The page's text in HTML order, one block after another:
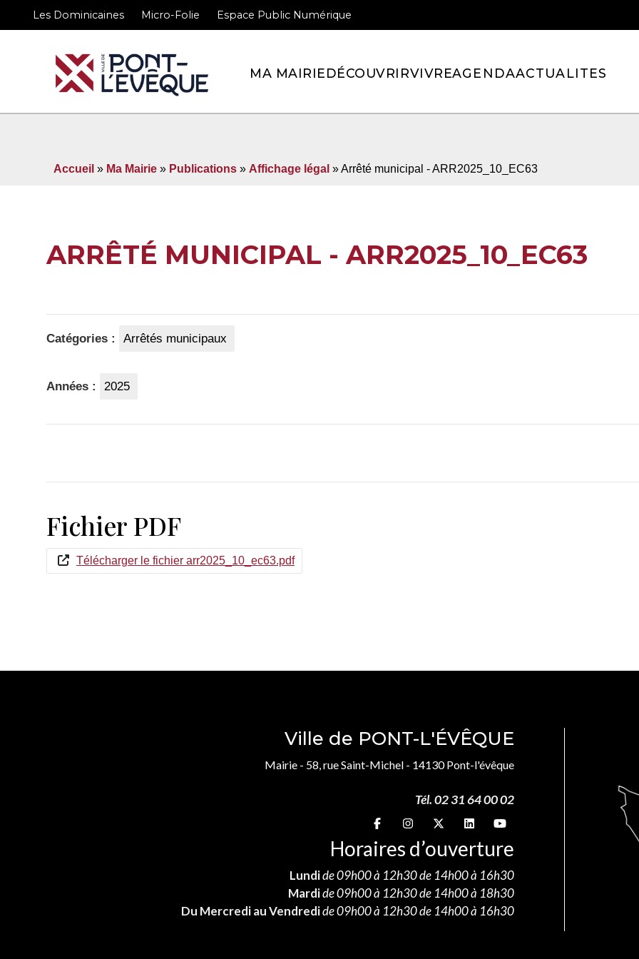
Les Dominicaines Micro-Folie Espace Public Numérique
MA MAIRIEDÉCOUVRIRVIVREAGENDAACTUALITES
Accueil » Ma Mairie » Publications » Affichage légal » Arrêté municipal - ARR2025_10_EC63
ARRÊTÉ MUNICIPAL - ARR2025_10_EC63
Catégories : Arrêtés municipaux
Années : 2025
Fichier PDF
Télécharger le fichier arr2025_10_ec63.pdf
Ville de PONT-L'ÉVÊQUE
Mairie - 58, rue Saint-Michel - 14130 Pont-l'évêque
Tél. 02 31 64 00 02
Suivez-nous sur
Suivez-nous sur
Suivez-nous sur
Suivez-nous sur
Suivez-nous sur
Horaires d’ouverture
Lundide 09h00 à 12h30 de 14h00 à 16h30
Mardide 09h00 à 12h30 de 14h00 à 18h30
Du Mercredi au Vendredide 09h00 à 12h30 de 14h00 à 16h30